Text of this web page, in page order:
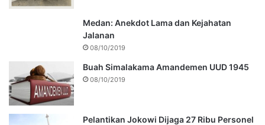
Medan: Anekdot Lama dan Kejahatan
Jalanan
08/10/2019
Buah Simalakama Amandemen UUD 1945
08/10/2019
Pelantikan Jokowi Dijaga 27 Ribu Personel